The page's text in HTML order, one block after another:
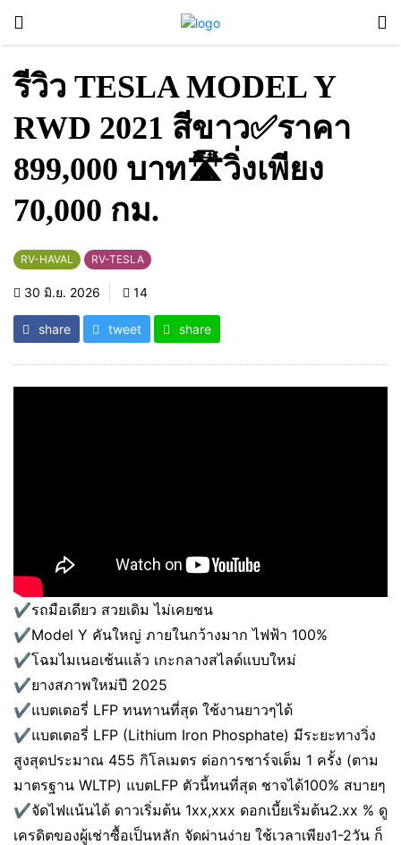
รีวิว TESLA MODEL Y
RWD 2021 สีขาว✅ราคา
899,000 บาท🛣️วิ่งเพียง
70,000 กม.
RV-HAVAL RV-TESLA
30 มิ.ย. 2026 14
share tweet share
✔️รถมือเดียว สวยเดิม ไม่เคยชน
✔️Model Y คันใหญ่ ภายในกว้างมาก ไฟฟ้า 100%
✔️โฉมไมเนอเช้นแล้ว เกะกลางสไลด์แบบใหม่
✔️ยางสภาพใหม่ปี 2025
✔️แบตเตอรี่ LFP ทนทานที่สุด ใช้งานยาวๆได้
✔️แบตเตอรี่ LFP (Lithium Iron Phosphate) มีระยะทางวิ่ง
สูงสุดประมาณ 455 กิโลเมตร ต่อการชาร์จเต็ม 1 ครั้ง (ตาม
มาตรฐาน WLTP) แบตLFP ตัวนี้ทนที่สุด ชาจได้100% สบายๆ
✔️จัดไฟแน้นได้ ดาวเริ่มต้น 1xx,xxx ดอกเบี้ยเริ่มต้น2.xx % ดู
เครดิตของผู้เช่าซื้อเป็นหลัก จัดผ่านง่าย ใช้เวลาเพียง1-2วัน ก็